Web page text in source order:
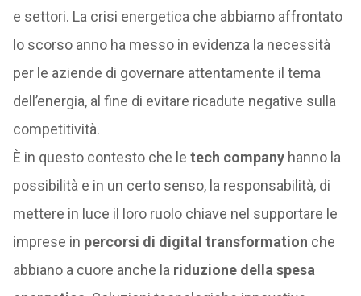
e settori. La crisi energetica che abbiamo affrontato
lo scorso anno ha messo in evidenza la necessità
per le aziende di governare attentamente il tema
dell’energia, al fine di evitare ricadute negative sulla
competitività.
È in questo contesto che le tech companyhanno la
possibilità e in un certo senso, la responsabilità, di
mettere in luce il loro ruolo chiave nel supportare le
imprese in percorsi di digital transformation che
abbiano a cuore anche la riduzione della spesa